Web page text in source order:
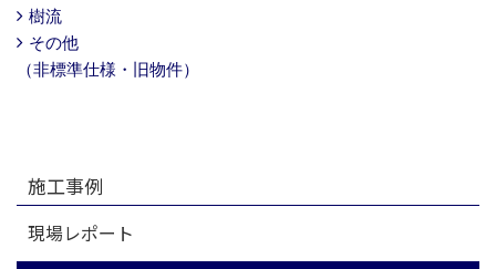
樹流
その他
（非標準仕様・旧物件）
施工事例
現場レポート